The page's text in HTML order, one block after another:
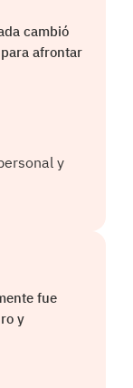
cambió
afrontar
y
fue
y